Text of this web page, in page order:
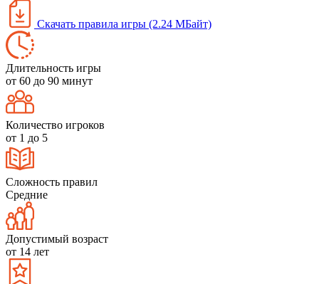
Скачать правила игры (2.24 МБайт)
Длительность игры
от 60 до 90 минут
Количество игроков
от 1 до 5
Сложность правил
Средние
Допустимый возраст
от 14 лет